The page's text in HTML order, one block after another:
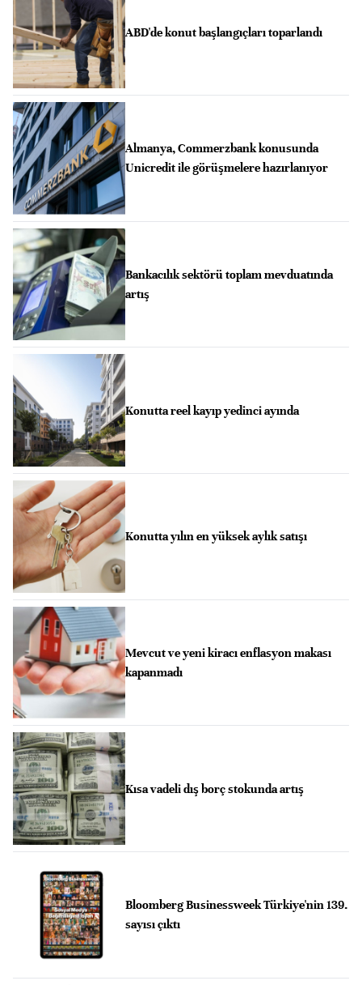
ABD'de konut başlangıçları toparlandı
Almanya, Commerzbank konusunda
Unicredit ile görüşmelere hazırlanıyor
Bankacılık sektörü toplam mevduatında
artış
Konutta reel kayıp yedinci ayında
Konutta yılın en yüksek aylık satışı
Mevcut ve yeni kiracı enflasyon makası
kapanmadı
Kısa vadeli dış borç stokunda artış
Bloomberg Businessweek Türkiye'nin 139.
sayısı çıktı